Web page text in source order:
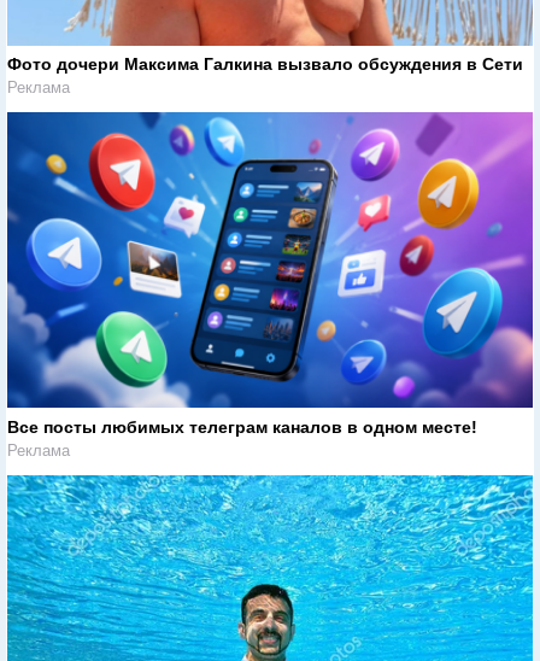
Фото дочери Максима Галкина вызвало обсуждения в Сети
Реклама
Все посты любимых телеграм каналов в одном месте!
Реклама